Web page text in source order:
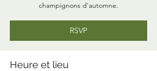
champignons d'automne.
RSVP
Heure et lieu